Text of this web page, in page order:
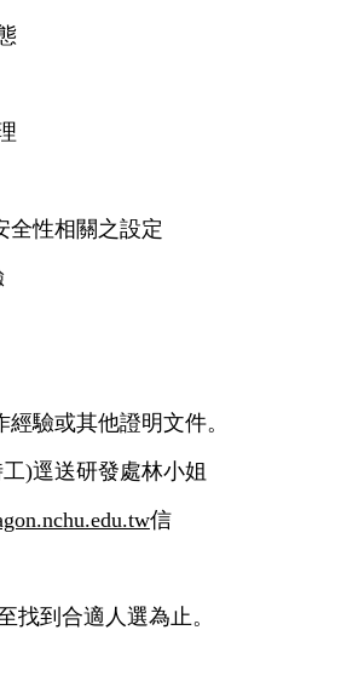
全性相關之設定
經驗或其他證明文件。
)逕送研發處林小姐
信
找到合適人選為止。